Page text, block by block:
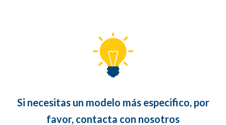
Si necesitas un modelo más especifico, por
favor, contacta con nosotros